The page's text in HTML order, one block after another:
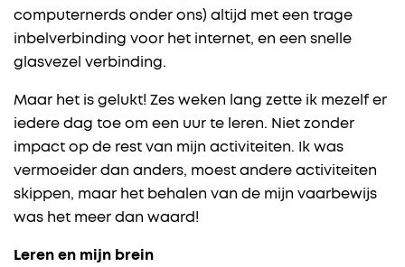
computernerds onder ons) altijd met een trage
inbelverbinding voor het internet, en een snelle
glasvezel verbinding.
Maar het is gelukt! Zes weken lang zette ik mezelf er
iedere dag toe om een uur te leren. Niet zonder
impact op de rest van mijn activiteiten. Ik was
vermoeider dan anders, moest andere activiteiten
skippen, maar het behalen van de mijn vaarbewijs
was het meer dan waard!
Leren en mijn brein